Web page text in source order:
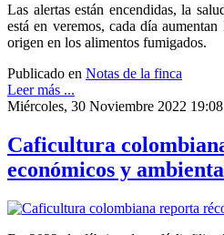
Las alertas están encendidas, la
está en veremos, cada día
origen en los alimentos fumigados.
Publicado en Notas de la finca
Leer más ...
Miércoles, 30 Noviembre 2022 19:08
Caficultura
económicos y